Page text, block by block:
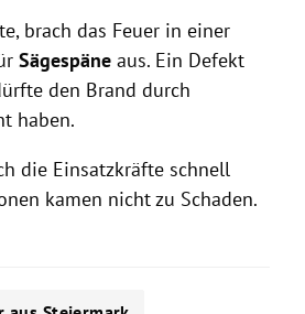
brach das Feuer in einer
Sägespäne aus. Ein Defekt
den Brand durch
haben.
die Einsatzkräfte schnell
kamen nicht zu Schaden.